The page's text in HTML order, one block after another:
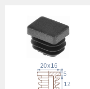
5
12
16
x
20